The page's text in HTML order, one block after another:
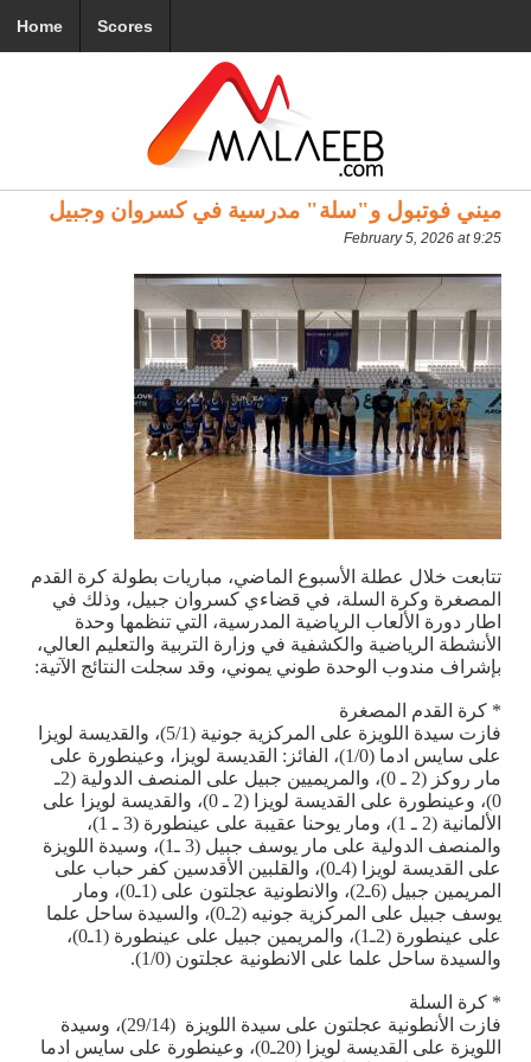
Home Scores
ميني فوتبول و"سلة" مدرسية في كسروان وجبيل
February 5, 2026 at 9:25
تتابعت خلال عطلة الأسبوع الماضي، مباريات بطولة كرة القدم
المصغرة وكرة السلة، في قضاءي كسروان جبيل، وذلك في
اطار دورة الألعاب الرياضية المدرسية، التي تنظمها وحدة
الأنشطة الرياضية والكشفية في وزارة التربية والتعليم العالي،
بإشراف مندوب الوحدة طوني يموني، وقد سجلت النتائج الآتية:
* كرة القدم المصغرة
فازت سيدة اللويزة على المركزية جونية (5/1)، والقديسة لويزا
على سايس ادما (1/0)، الفائز: القديسة لويزا، وعينطورة على
مار روكز (2 ـ 0)، والمريميين جبيل على المنصف الدولية (2ـ
0)، وعينطورة على القديسة لويزا (2 ـ 0)، والقديسة لويزا على
الألمانية (2 ـ 1)، ومار يوحنا عقيبة على عينطورة (3 ـ 1)،
والمنصف الدولية على مار يوسف جبيل (3 ـ1)، وسيدة اللويزة
على القديسة لويزا (4ـ0)، والقلبين الأقدسين كفر حباب على
المريمين جبيل (6ـ2)، والانطونية عجلتون على (1ـ0)، ومار
يوسف جبيل على المركزية جونيه (2ـ0)، والسيدة ساحل علما
على عينطورة (2ـ1)، والمريمين جبيل على عينطورة (1ـ0)،
والسيدة ساحل علما على الانطونية عجلتون (1/0).
* كرة السلة
فازت الأنطونية عجلتون على سيدة اللويزة (29/14)، وسيدة
اللويزة على القديسة لويزا (20ـ0)، وعينطورة على سايس ادما